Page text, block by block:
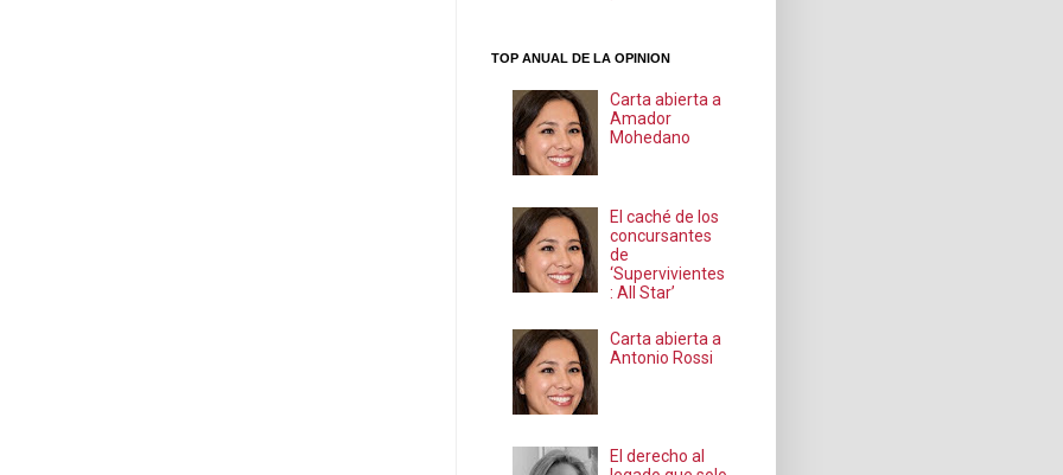
TOP ANUAL DE LA OPINION
Carta abierta a
Amador
Mohedano
El caché de los
concursantes
de
‘Supervivientes
: All Star’
Carta abierta a
Antonio Rossi
El derecho al